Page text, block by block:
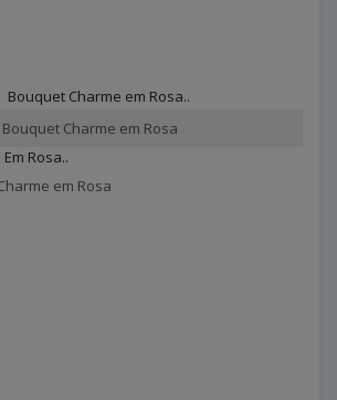
Bouquet Charme em Rosa
Rosa..
em Rosa